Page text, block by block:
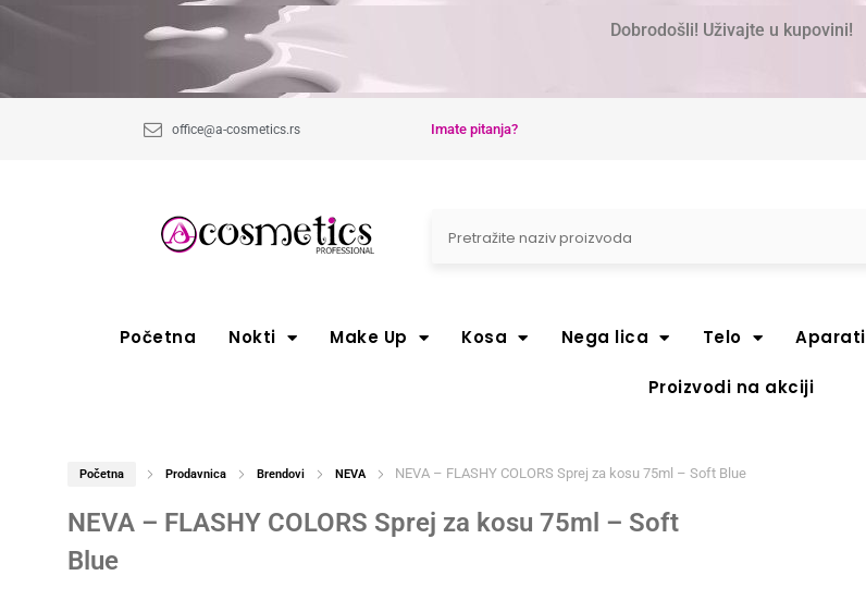
Dobrodošli! Uživajte u kupovini!
office@a-cosmetics.rs Imate pitanja?
Početna Nokti Make Up Kosa Nega lica Telo Aparati
Proizvodi na akciji
Početna Prodavnica Brendovi NEVA NEVA – FLASHY COLORS Sprej za kosu 75ml – Soft Blue
NEVA – FLASHY COLORS Sprej za kosu 75ml – Soft
Blue